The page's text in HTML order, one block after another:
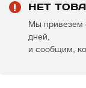
НЕТ
Мы привезем
дней,
и сообщим,